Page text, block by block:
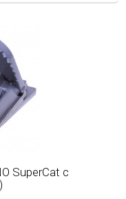
SuperCat с